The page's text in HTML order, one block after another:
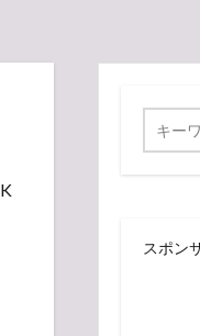
スポン